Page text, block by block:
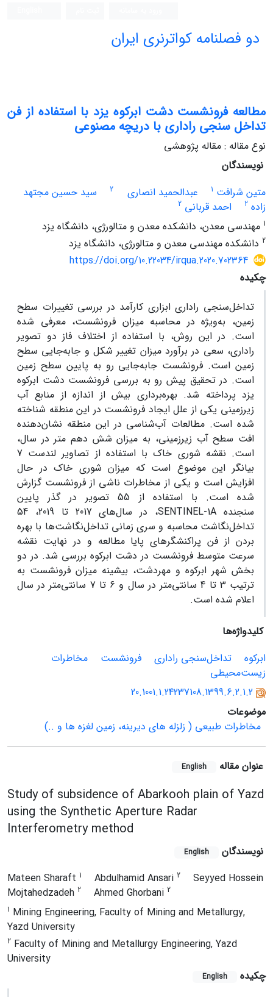
دو فصلنامه کواترنری ایران
مطالعه فرونشست دشت ابرکوه یزد با استفاده از فن
تداخل سنجی راداری با دریچه مصنوعی
نوع مقاله : مقاله پژوهشی
نویسندگان
متین شرافت 1 عبدالحمید انصاری 2
سید حسین مجتهد
زاده 2 احمد قربانی 2
1 مهندسی معدن، دانشکده معدن و متالورژی، دانشگاه یزد
2 دانشکده مهندسی معدن و متالورژی، دانشگاه یزد
https://doi.org/10.22034/irqua.2020.702364
چکیده
تداخل‌سنجی راداری ابزاری کارآمد در بررسی تغییرات سطح
زمین، به‌ویژه در محاسبه میزان فرونشست، معرفی شده
است. در این روش، با استفاده از اختلاف فاز دو تصویر
راداری، سعی در برآورد میزان تغییر شکل و جابه‌جایی سطح
زمین است. فرونشست جابه‌جایی رو به پایین سطح زمین
است. در تحقیق پیش رو به بررسی فرونشست دشت ابرکوه
یزد پرداخته شد. بهره‌برداری بیش از اندازه از منابع آب
زیرزمینی یکی از علل ایجاد فرونشست در این منطقه شناخته
شده است. مطالعات آب‌‌شناسی در این منطقه نشان‌دهنده
افت سطح آب زیرزمینی، به میزان شش دهم متر در سال،
است. نقشه شوری خاک با استفاده از تصاویر لندست 7
بیانگر این موضوع است که میزان شوری خاک در حال
افزایش است و یکی از مخاطرات ناشی از فرونشست گزارش
شده است. با استفاده از 55 تصویر در گذر پایین
سنجنده SENTINEL-1A
، در سال‌های 2017 تا 2019، 54
تداخل‌نگاشت محاسبه و سری زمانی تداخل‌نگاشت‌ها با بهره
بردن از فن پراکنشگرهای پایا مطالعه و در نهایت نقشه
سرعت متوسط فرونشست در دشت ابرکوه بررسی شد. در دو
بخش شهر ابرکوه و مهردشت، بیشینه میزان فرونشست به
ترتیب 3 تا 4 سانتی‌متر در سال و 6 تا 7 سانتی‌متر در سال
اعلام شده است.
کلیدواژه‌ها
ابرکوه
تداخل‌سنجی راداری فرونشست
مخاطرات
زیست‌محیطی
20.1001.1.24237108.1399.6.2.1.2
موضوعات
مخاطرات طبیعی ( زلزله های دیرینه، زمین لغزه ها و ..)
عنوان مقاله English
Study of subsidence of Abarkooh plain of Yazd
using the Synthetic Aperture Radar
Interferometry method
نویسندگان English
Mateen Sharaft 1 Abdulhamid Ansari 2
Seyyed Hossein
Mojtahedzadeh 2 Ahmed Ghorbani 2
1 Mining Engineering, Faculty of Mining and Metallurgy,
Yazd University
2 Faculty of Mining and Metallurgy Engineering, Yazd
University
چکیده
English